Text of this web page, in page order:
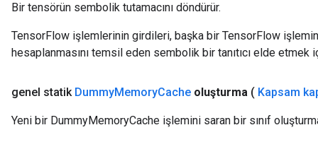
Bir tensörün sembolik tutamacını döndürür.
TensorFlow işlemlerinin girdileri, başka bir TensorFlow
hesaplanmasını temsil eden sembolik bir tanıtıcı elde etmek
genel statik DummyMemoryCache oluşturma ( Kapsam
Yeni bir DummyMemoryCache işlemini saran bir sınıf